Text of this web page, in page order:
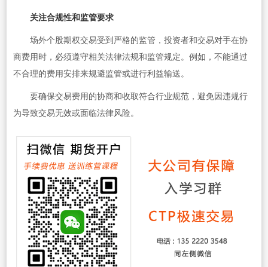
关注合规性和监管要求
场外个股期权交易受到严格的监管，投资者和交易对手在协
商费用时，必须遵守相关法律法规和监管规定。例如，不能通过
不合理的费用安排来规避监管或进行利益输送。
要确保交易费用的协商和收取符合行业规范，避免因违规行
为导致交易无效或面临法律风险。